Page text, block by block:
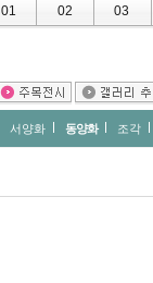
01 02 03
서양화 동양화 조각